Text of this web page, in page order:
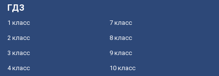
ГДЗ
1 класс
2 класс
3 класс
4 класс
7 класс
8 класс
9 класс
10 класс